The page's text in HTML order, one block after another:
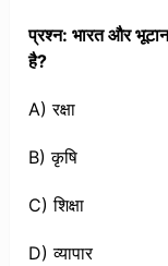
प्रश्न: भारत और
है?
A) रक्षा
B) कृषि
C) शिक्षा
D) व्यापार